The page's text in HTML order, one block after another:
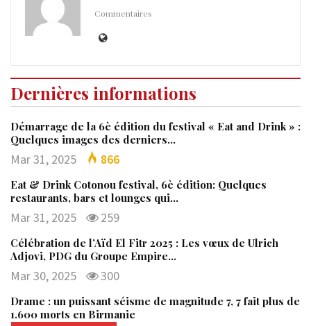
Commentaires
Dernières informations
Démarrage de la 6è édition du festival « Eat and Drink » :
Quelques images des derniers…
Mar 31, 2025 866
Eat & Drink Cotonou festival, 6è édition: Quelques
restaurants, bars et lounges qui…
Mar 31, 2025 259
Célébration de l’Aïd El Fitr 2025 : Les vœux de Ulrich
Adjovi, PDG du Groupe Empire…
Mar 30, 2025 300
Drame : un puissant séisme de magnitude 7, 7 fait plus de
1.600 morts en Birmanie